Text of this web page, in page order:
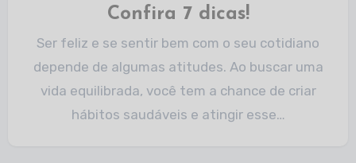
Confira 7 dicas!
Ser feliz e se sentir bem com o seu cotidiano
depende de algumas atitudes. Ao buscar uma
vida equilibrada, você tem a chance de criar
hábitos saudáveis e atingir esse…